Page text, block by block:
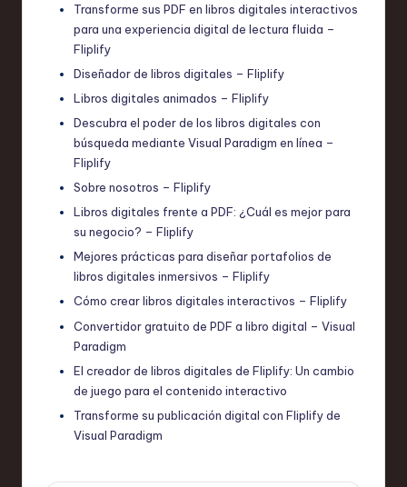
Transforme sus PDF en libros digitales interactivos
para una experiencia digital de lectura fluida –
Fliplify
Diseñador de libros digitales – Fliplify
Libros digitales animados – Fliplify
Descubra el poder de los libros digitales con
búsqueda mediante Visual Paradigm en línea –
Fliplify
Sobre nosotros – Fliplify
Libros digitales frente a PDF: ¿Cuál es mejor para
su negocio? – Fliplify
Mejores prácticas para diseñar portafolios de
libros digitales inmersivos – Fliplify
Cómo crear libros digitales interactivos – Fliplify
Convertidor gratuito de PDF a libro digital – Visual
Paradigm
El creador de libros digitales de Fliplify: Un cambio
de juego para el contenido interactivo
Transforme su publicación digital con Fliplify de
Visual Paradigm